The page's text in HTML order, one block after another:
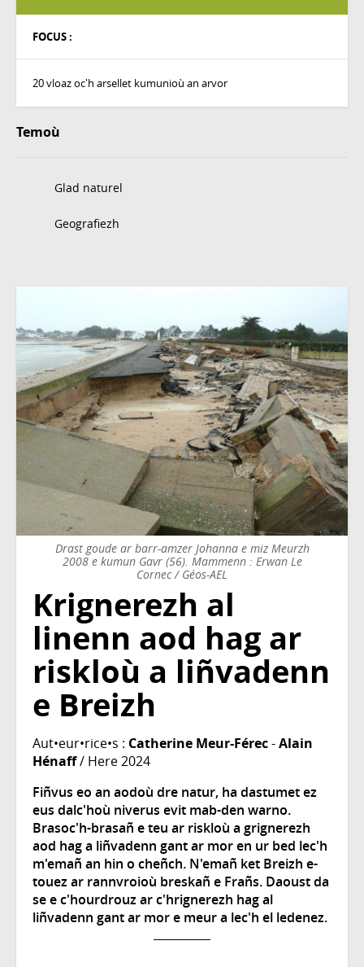
FOCUS :
20 vloaz oc'h arsellet kumunioù an arvor
Temoù
Glad naturel
Geografiezh
Drast goude ar barr-amzer Johanna e miz Meurzh
2008 e kumun Gavr (56). Mammenn : Erwan Le
Cornec / Géos-AEL
Krignerezh al
linenn aod hag ar
riskloù a liñvadenn
e Breizh
Aut•eur•rice•s : Catherine Meur-Férec-Alain
Hénaff/ Here 2024
Fiñvus eo an aodoù dre natur, ha dastumet ez
eus dalc'hoù niverus evit mab-den warno.
Brasoc'h-brasañ e teu ar riskloù a grignerezh
aod hag a liñvadenn gant ar mor en ur bed lec'h
m'emañ an hin o cheñch. N'emañ ket Breizh e-
touez ar rannvroioù breskañ e Frañs. Daoust da
se e c'hourdrouz ar c'hrignerezh hag al
liñvadenn gant ar mor e meur a lec'h el ledenez.